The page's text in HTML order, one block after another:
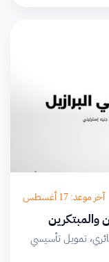
آخر موعد: 17 أغسطس
والمبتكرين
تمويل تأسيسي